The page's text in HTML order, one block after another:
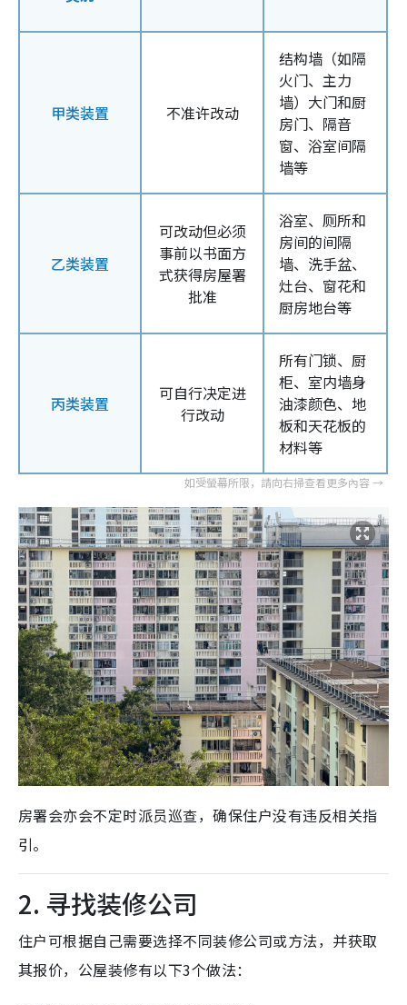
甲类装置 不准许改动
结构墙（如隔
火门、主力
墙）大门和厨
房门、隔音
窗、浴室间隔
墙等
乙类装置
可改动但必须
事前以书面方
式获得房屋署
批准
浴室、厕所和
房间的间隔
墙、洗手盆、
灶台、窗花和
厨房地台等
丙类装置
可自行决定进
行改动
所有门锁、厨
柜、室内墙身
油漆颜色、地
板和天花板的
材料等
房署会亦会不定时派员巡查，确保住户没有违反相关指
引。
2. 寻找装修公司
住户可根据自己需要选择不同装修公司或方法，并获取
其报价，公屋装修有以下3个做法：